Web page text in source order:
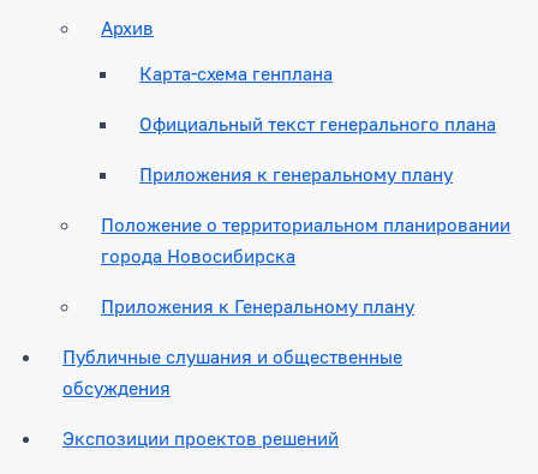
Архив
Карта-схема генплана
Официальный текст генерального плана
Приложения к генеральному плану
Положение о территориальном планировании
города Новосибирска
Приложения к Генеральному плану
Публичные слушания и общественные
обсуждения
Экспозиции проектов решений